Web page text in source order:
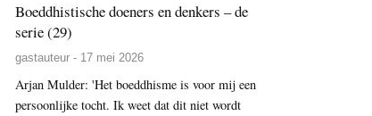
Boeddhistische doeners en denkers – de
serie (29)
gastauteur - 17 mei 2026
Arjan Mulder: 'Het boeddhisme is voor mij een
persoonlijke tocht. Ik weet dat dit niet wordt